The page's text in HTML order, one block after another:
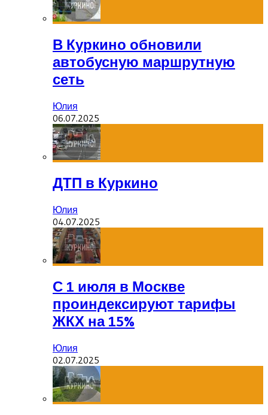
В Куркино обновили
автобусную маршрутную
сеть
Юлия
06.07.2025
ДТП в Куркино
Юлия
04.07.2025
С 1 июля в Москве
проиндексируют тарифы
ЖКХ на 15%
Юлия
02.07.2025